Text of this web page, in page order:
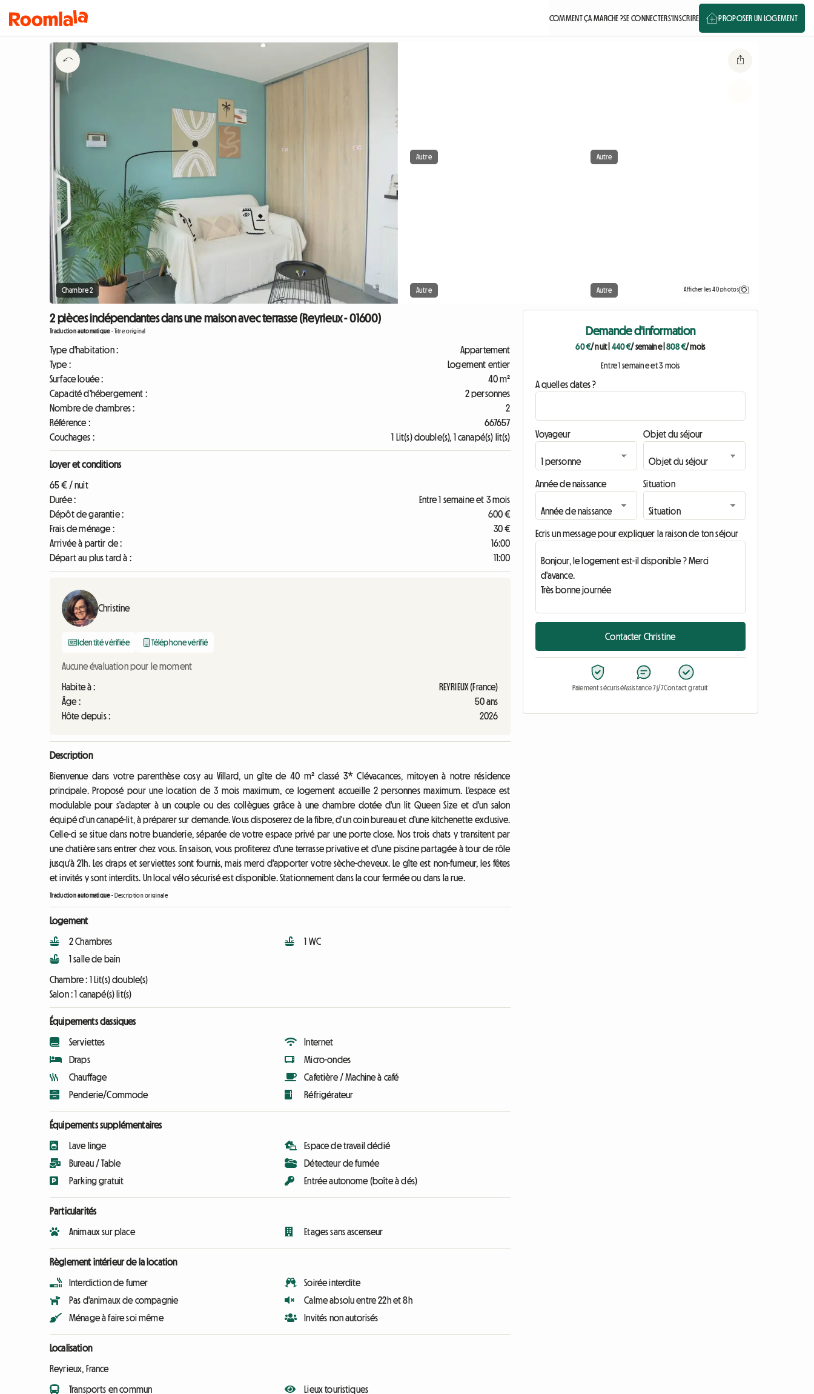
COMMENT ÇA MARCHE ?SE CONNECTERS'INSCRIRE PROPOSER UN LOGEMENT
Chambre 2
Autre Autre
Autre Autre Afficher les 40 photos
2 pièces indépendantes dans une maison avec terrasse (Reyrieux - 01600)
Traduction automatique-Titre original
Type d'habitation :
Appartement
Type :
Logement entier
Surface louée :
40 m²
Capacité d'hébergement :
2 personnes
Nombre de chambres :
2
Référence :
667657
Couchages :
1 Lit(s) double(s), 1 canapé(s) lit(s)
Loyer et conditions
65 € / nuit
Durée :
Entre 1 semaine et 3 mois
Dépôt de garantie :
600 €
Frais de ménage :
30 €
Arrivée à partir de :
16:00
Départ au plus tard à :
11:00
Christine
Identité vérifiée Téléphone vérifié
Aucune évaluation pour le moment
Habite à :
REYRIEUX (France)
Âge :
50 ans
Hôte depuis :
2026
Description
Bienvenue dans votre parenthèse cosy au Villard, un gîte de 40 m² classé 3* Clévacances, mitoyen à notre résidence
principale. Proposé pour une location de 3 mois maximum, ce logement accueille 2 personnes maximum. L'espace est
modulable pour s'adapter à un couple ou des collègues grâce à une chambre dotée d'un lit Queen Size et d'un salon
équipé d'un canapé-lit, à préparer sur demande. Vous disposerez de la fibre, d'un coin bureau et d'une kitchenette exclusive.
Celle-ci se situe dans notre buanderie, séparée de votre espace privé par une porte close. Nos trois chats y transitent par
une chatière sans entrer chez vous. En saison, vous profiterez d'une terrasse privative et d'une piscine partagée à tour de rôle
jusqu'à 21h. Les draps et serviettes sont fournis, mais merci d'apporter votre sèche-cheveux. Le gîte est non-fumeur, les fêtes
et invités y sont interdits. Un local vélo sécurisé est disponible. Stationnement dans la cour fermée ou dans la rue.
Traduction automatique- Description originale
Logement
2 Chambres
1 salle de bain
1 WC
Chambre : 1 Lit(s) double(s)
Salon :1 canapé(s) lit(s)
Équipements classiques
Serviettes
Draps
Chauffage
Penderie/Commode
Internet
Micro-ondes
Cafetière / Machine à café
Réfrigérateur
Équipements supplémentaires
Lave linge
Bureau / Table
Parking gratuit
Espace de travail dédié
Détecteur de fumée
Entrée autonome (boîte à clés)
Particularités
Animaux sur place Etages sans ascenseur
Règlement intérieur de la location
Interdiction de fumer
Pas d'animaux de compagnie
Ménage à faire soi même
Soirée interdite
Calme absolu entre 22h et 8h
Invités non autorisés
Localisation
Reyrieux, France
Transports en commun
Lieux touristiques
Demande d'information
60 €/ nuit| 440 €/ semaine|808 €/ mois
Entre 1 semaine et 3 mois
A quelles dates ?
Voyageur Objet du séjour
Année de naissance Situation
Ecris un message pour expliquer la raison de ton séjour
Contacter Christine
Paiement sécuriséAssistance 7j/7Contact gratuit